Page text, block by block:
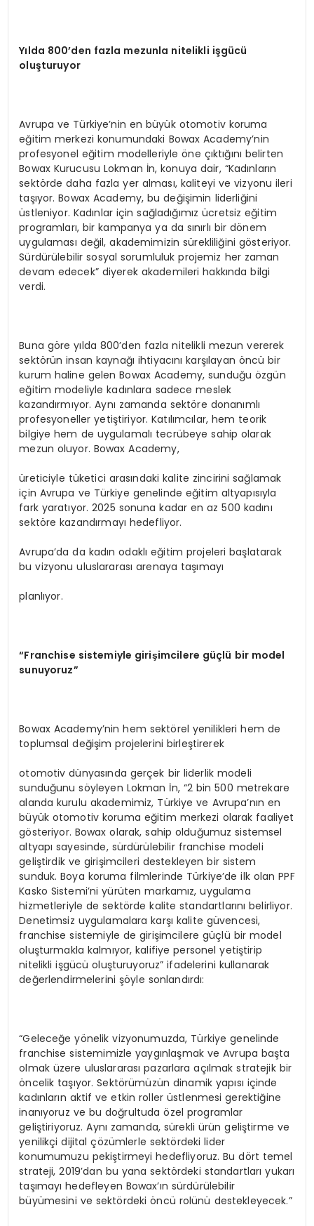
Yılda 800’den fazla mezunla nitelikli işgücü
oluşturuyor
Avrupa ve Türkiye’nin en büyük otomotiv koruma
eğitim merkezi konumundaki Bowax Academy’nin
profesyonel eğitim modelleriyle öne çıktığını belirten
Bowax Kurucusu Lokman İn, konuya dair, “Kadınların
sektörde daha fazla yer alması, kaliteyi ve vizyonu ileri
taşıyor. Bowax Academy, bu değişimin liderliğini
üstleniyor. Kadınlar için sağladığımız ücretsiz eğitim
programları, bir kampanya ya da sınırlı bir dönem
uygulaması değil, akademimizin sürekliliğini gösteriyor.
Sürdürülebilir sosyal sorumluluk projemiz her zaman
devam edecek” diyerek akademileri hakkında bilgi
verdi.
Buna göre yılda 800’den fazla nitelikli mezun vererek
sektörün insan kaynağı ihtiyacını karşılayan öncü bir
kurum haline gelen Bowax Academy, sunduğu özgün
eğitim modeliyle kadınlara sadece meslek
kazandırmıyor. Aynı zamanda sektöre donanımlı
profesyoneller yetiştiriyor. Katılımcılar, hem teorik
bilgiye hem de uygulamalı tecrübeye sahip olarak
mezun oluyor. Bowax Academy,
üreticiyle tüketici arasındaki kalite zincirini sağlamak
için Avrupa ve Türkiye genelinde eğitim altyapısıyla
fark yaratıyor. 2025 sonuna kadar en az 500 kadını
sektöre kazandırmayı hedefliyor.
Avrupa’da da kadın odaklı eğitim projeleri başlatarak
bu vizyonu uluslararası arenaya taşımayı
planlıyor.
“Franchise sistemiyle girişimcilere güçlü bir model
sunuyoruz”
Bowax Academy’nin hem sektörel yenilikleri hem de
toplumsal değişim projelerini birleştirerek
otomotiv dünyasında gerçek bir liderlik modeli
sunduğunu söyleyen Lokman İn, “2 bin 500 metrekare
alanda kurulu akademimiz, Türkiye ve Avrupa’nın en
büyük otomotiv koruma eğitim merkezi olarak faaliyet
gösteriyor. Bowax olarak, sahip olduğumuz sistemsel
altyapı sayesinde, sürdürülebilir franchise modeli
geliştirdik ve girişimcileri destekleyen bir sistem
sunduk. Boya koruma filmlerinde Türkiye’de ilk olan PPF
Kasko Sistemi’ni yürüten markamız, uygulama
hizmetleriyle de sektörde kalite standartlarını belirliyor.
Denetimsiz uygulamalara karşı kalite güvencesi,
franchise sistemiyle de girişimcilere güçlü bir model
oluşturmakla kalmıyor, kalifiye personel yetiştirip
nitelikli işgücü oluşturuyoruz” ifadelerini kullanarak
değerlendirmelerini şöyle sonlandırdı:
“Geleceğe yönelik vizyonumuzda, Türkiye genelinde
franchise sistemimizle yaygınlaşmak ve Avrupa başta
olmak üzere uluslararası pazarlara açılmak stratejik bir
öncelik taşıyor. Sektörümüzün dinamik yapısı içinde
kadınların aktif ve etkin roller üstlenmesi gerektiğine
inanıyoruz ve bu doğrultuda özel programlar
geliştiriyoruz. Aynı zamanda, sürekli ürün geliştirme ve
yenilikçi dijital çözümlerle sektördeki lider
konumumuzu pekiştirmeyi hedefliyoruz. Bu dört temel
strateji, 2019’dan bu yana sektördeki standartları yukarı
taşımayı hedefleyen Bowax’ın sürdürülebilir
büyümesini ve sektördeki öncü rolünü destekleyecek.”